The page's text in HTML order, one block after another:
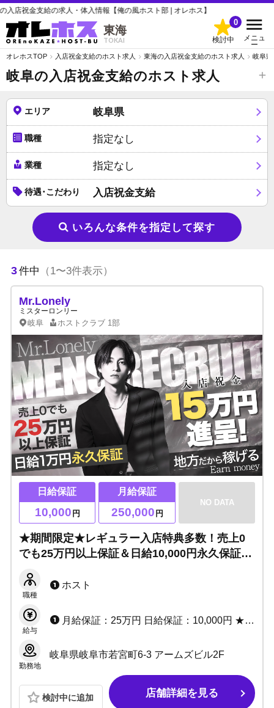
祝金支給の求人・体入情報【俺の風ホスト部 | オレホス】
東海
TOKAI 検討中
0
メニュ
ー
オレホスTOP 入店祝金支給のホスト求人 東海の入店祝金支給のホスト求人 岐阜
岐阜の入店祝金支給のホスト求人
エリア 岐阜県
職種 指定なし
業種 指定なし
待遇･こだわり 入店祝金支給
いろんな条件を指定して探す
3件中 （1〜3件表示）
Mr.Lonely
ミスターロンリー
岐阜 ホストクラブ 1部
日給保証
10,000 円
月給保証
250,000 円
NO DATA
★期間限定★レギュラー入店特典多数！売上0
でも25万円以上保証＆日給10,000円永久保証◎
したい方大歓迎！
職種
ホスト
給与
月給保証：25万円 日給保証：10,000円 ★各種ボーナスあり
勤務地
岐阜県岐阜市若宮町6-3 アームズビル2F
検討中に追加 店舗詳細を見る